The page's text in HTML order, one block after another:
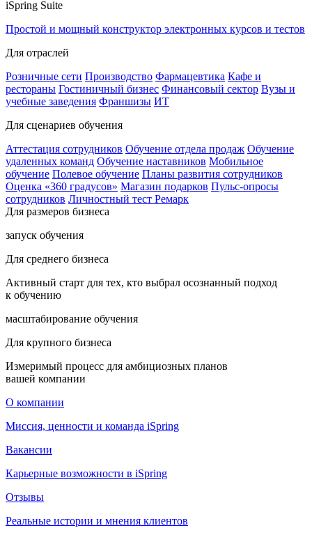
iSpring Suite
Простой и мощный конструктор электронных курсов и тестов
Для отраслей
Розничные сети Производство Фармацевтика Кафе и
рестораны Гостиничный бизнес Финансовый сектор Вузы и
учебные заведения Франшизы ИТ
Для сценариев обучения
Аттестация сотрудников Обучение отдела продаж Обучение
удаленных команд Обучение наставников Мобильное
обучение Полевое обучение Планы развития сотрудников
Оценка «360 градусов» Магазин подарков Пульс-опросы
сотрудников Личностный тест Ремарк
Для размеров бизнеса
запуск обучения
Для среднего бизнеса
Активный старт для тех, кто выбрал осознанный подход
к обучению
масштабирование обучения
Для крупного бизнеса
Измеримый процесс для амбициозных планов
вашей компании
О компании
Миссия, ценности и команда iSpring
Вакансии
Карьерные возможности в iSpring
Отзывы
Реальные истории и мнения клиентов